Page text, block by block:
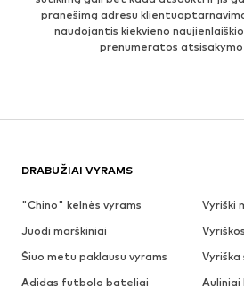
pranešimą adresu
naudojantis kiekvieno
prenumeratos
DRABUŽIAI VYRAMS
"Chino" kelnės vyrams
Vyriški
Juodi marškiniai
Šiuo metu paklausu vyrams
Adidas futbolo bateliai